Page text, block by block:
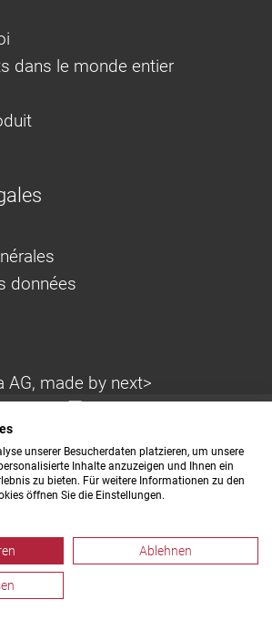
dans le monde entier
données
AG, made by next>
unserer Besucherdaten platzieren, um unsere
Inhalte anzuzeigen und Ihnen ein
zu bieten. Für weitere Informationen zu den
öffnen Sie die Einstellungen.
Ablehnen